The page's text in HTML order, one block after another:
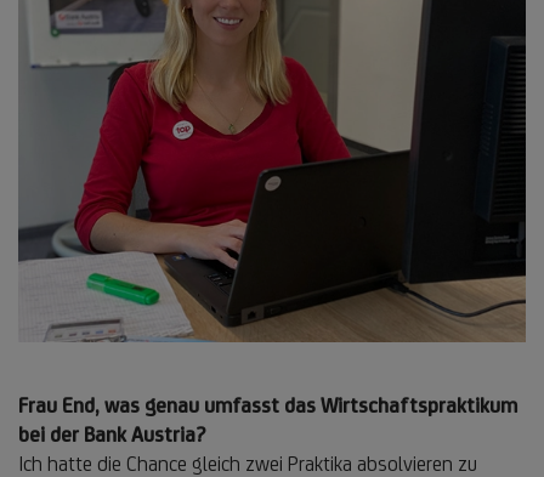
Frau End, was genau umfasst das Wirtschaftspraktikum
bei der Bank Austria?
Ich hatte die Chance gleich zwei Praktika absolvieren zu